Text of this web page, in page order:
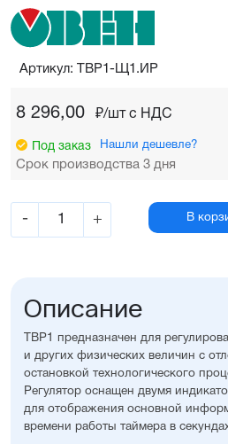
8 296,00 ₽/шт c НДС
Под заказ Нашли дешевле?
Срок производства 3 дня
- + В
Артикул: ТВР1-Щ1.ИР
Описание
ТВР1 предназначен для
и других физических величин с
остановкой технологического
Регулятор оснащен двумя
для отображения основной
времени работы таймера в